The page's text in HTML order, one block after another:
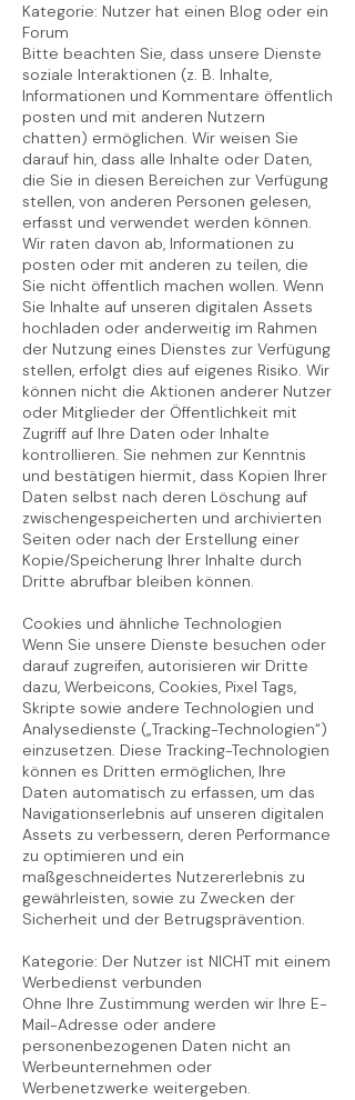
Kategorie: Nutzer hat einen Blog oder ein
Forum
Bitte beachten Sie, dass unsere Dienste
soziale Interaktionen (z. B. Inhalte,
Informationen und Kommentare öffentlich
posten und mit anderen Nutzern
chatten) ermöglichen. Wir weisen Sie
darauf hin, dass alle Inhalte oder Daten,
die Sie in diesen Bereichen zur Verfügung
stellen, von anderen Personen gelesen,
erfasst und verwendet werden können.
Wir raten davon ab, Informationen zu
posten oder mit anderen zu teilen, die
Sie nicht öffentlich machen wollen. Wenn
Sie Inhalte auf unseren digitalen Assets
hochladen oder anderweitig im Rahmen
der Nutzung eines Dienstes zur Verfügung
stellen, erfolgt dies auf eigenes Risiko. Wir
können nicht die Aktionen anderer Nutzer
oder Mitglieder der Öffentlichkeit mit
Zugriff auf Ihre Daten oder Inhalte
kontrollieren. Sie nehmen zur Kenntnis
und bestätigen hiermit, dass Kopien Ihrer
Daten selbst nach deren Löschung auf
zwischengespeicherten und archivierten
Seiten oder nach der Erstellung einer
Kopie/Speicherung Ihrer Inhalte durch
Dritte abrufbar bleiben können.
Cookies und ähnliche Technologien
Wenn Sie unsere Dienste besuchen oder
darauf zugreifen, autorisieren wir Dritte
dazu, Werbeicons, Cookies, Pixel Tags,
Skripte sowie andere Technologien und
Analysedienste („Tracking-Technologien“)
einzusetzen. Diese Tracking-Technologien
können es Dritten ermöglichen, Ihre
Daten automatisch zu erfassen, um das
Navigationserlebnis auf unseren digitalen
Assets zu verbessern, deren Performance
zu optimieren und ein
maßgeschneidertes Nutzererlebnis zu
gewährleisten, sowie zu Zwecken der
Sicherheit und der Betrugsprävention.
Kategorie: Der Nutzer ist NICHT mit einem
Werbedienst verbunden
Ohne Ihre Zustimmung werden wir Ihre E-
Mail-Adresse oder andere
personenbezogenen Daten nicht an
Werbeunternehmen oder
Werbenetzwerke weitergeben.